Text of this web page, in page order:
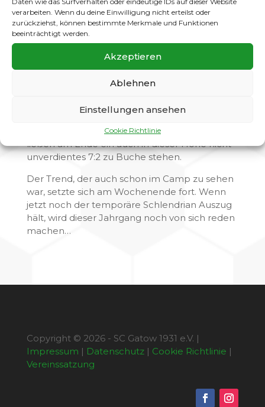
verarbeiten. Wenn du deine Einwilligung nicht erteilst oder
zurückziehst, können bestimmte Merkmale und Funktionen
beeinträchtigt werden.
Akzeptieren
Ablehnen
Einstellungen ansehen
Cookie Richtlinie
Die logische Folge: ein souveränes 4:0 zur
Halbzeit.
Leider ließ in Durchgang zwei die
Konzentration etwas nach, das versäumte
Umstand, der auch den Grunewäldern nicht
Mal hinter sich greifen. Offenbar war aber
genau dies das Wecksignal: Hacke, Spitze,
ein..zwei..drei und erneute Konzentration
ließen am Ende ein auch in dieser Höhe nicht
unverdientes 7:2 zu Buche stehen.
Der Trend, der auch schon im Camp zu sehen
war, setzte sich am Wochenende fort. Wenn
jetzt noch der temporäre Schlendrian Auszug
hält, wird dieser Jahrgang noch von sich reden
machen…
Copyright © 2026 - SC Gatow 1931 e.V. |
Impressum | Datenschutz| Cookie Richtlinie |
Vereinssatzung